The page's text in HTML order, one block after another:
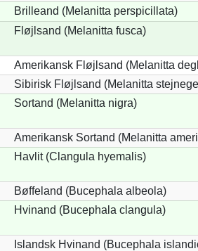
Brilleand (Melanitta perspicillata)
Fløjlsand (Melanitta fusca)
Amerikansk Fløjlsand (Melanitta
Sibirisk Fløjlsand (Melanitta
Sortand (Melanitta nigra)
Amerikansk Sortand (Melanitta
Havlit (Clangula hyemalis)
Bøffeland (Bucephala albeola)
Hvinand (Bucephala clangula)
Islandsk Hvinand (Bucephala